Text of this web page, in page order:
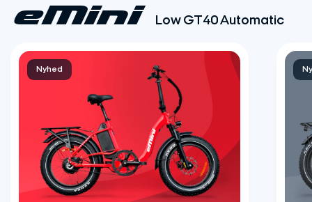
eMini Low GT40 Automatic
Nyhed